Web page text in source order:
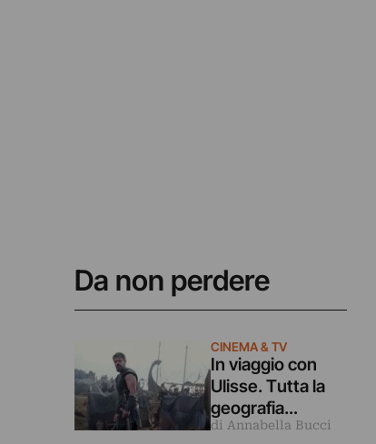
Da non perdere
CINEMA & TV
In viaggio con
Ulisse. Tutta la
geografia
dell’Odissea di
di Annabella Bucci